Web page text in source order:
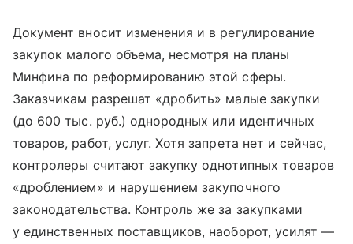
Документ вносит изменения и в регулирование
закупок малого объема, несмотря на планы
Минфина по реформированию этой сферы.
Заказчикам разрешат «дробить» малые закупки
(до 600 тыс. руб.) однородных или идентичных
товаров, работ, услуг. Хотя запрета нет и сейчас,
контролеры считают закупку однотипных товаров
«дроблением» и нарушением закупочного
законодательства. Контроль же за закупками
у единственных поставщиков, наоборот, усилят —